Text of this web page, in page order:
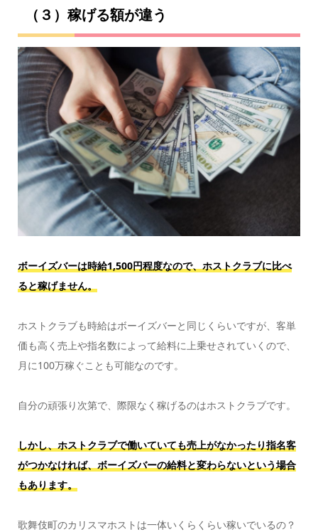
（３） 稼げる額が違う
ボーイズバーは時給1,500円程度なので、ホストクラブに比べ
ると稼げません。
ホストクラブも時給はボーイズバーと同じくらいですが、客単
価も高く売上や指名数によって給料に上乗せされていくので、
月に100万稼ぐことも可能なのです。
自分の頑張り次第で、際限なく稼げるのはホストクラブです。
しかし、ホストクラブで働いていても売上がなかったり指名客
がつかなければ、ボーイズバーの給料と変わらないという場合
もあります。
歌舞伎町のカリスマホストは一体いくらくらい稼いでいるの？